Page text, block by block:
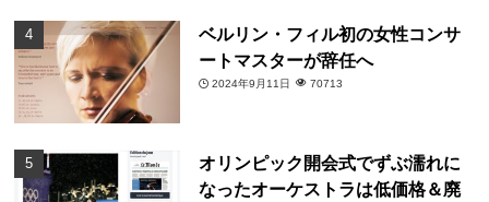
ベルリン・フィル初の女性コンサ
ートマスターが辞任へ
2024年9月11日 70713
オリンピック開会式でずぶ濡れに
なったオーケストラは低価格＆廃